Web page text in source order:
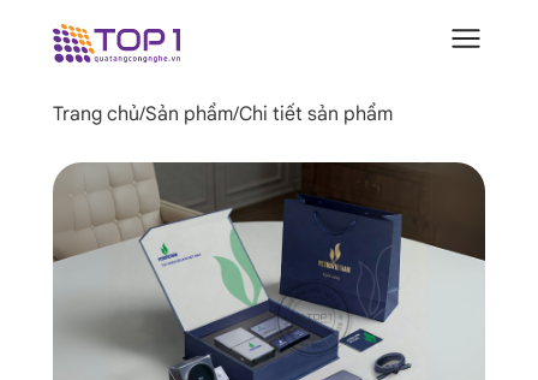
Trang chủ/Sản phẩm/Chi tiết sản phẩm